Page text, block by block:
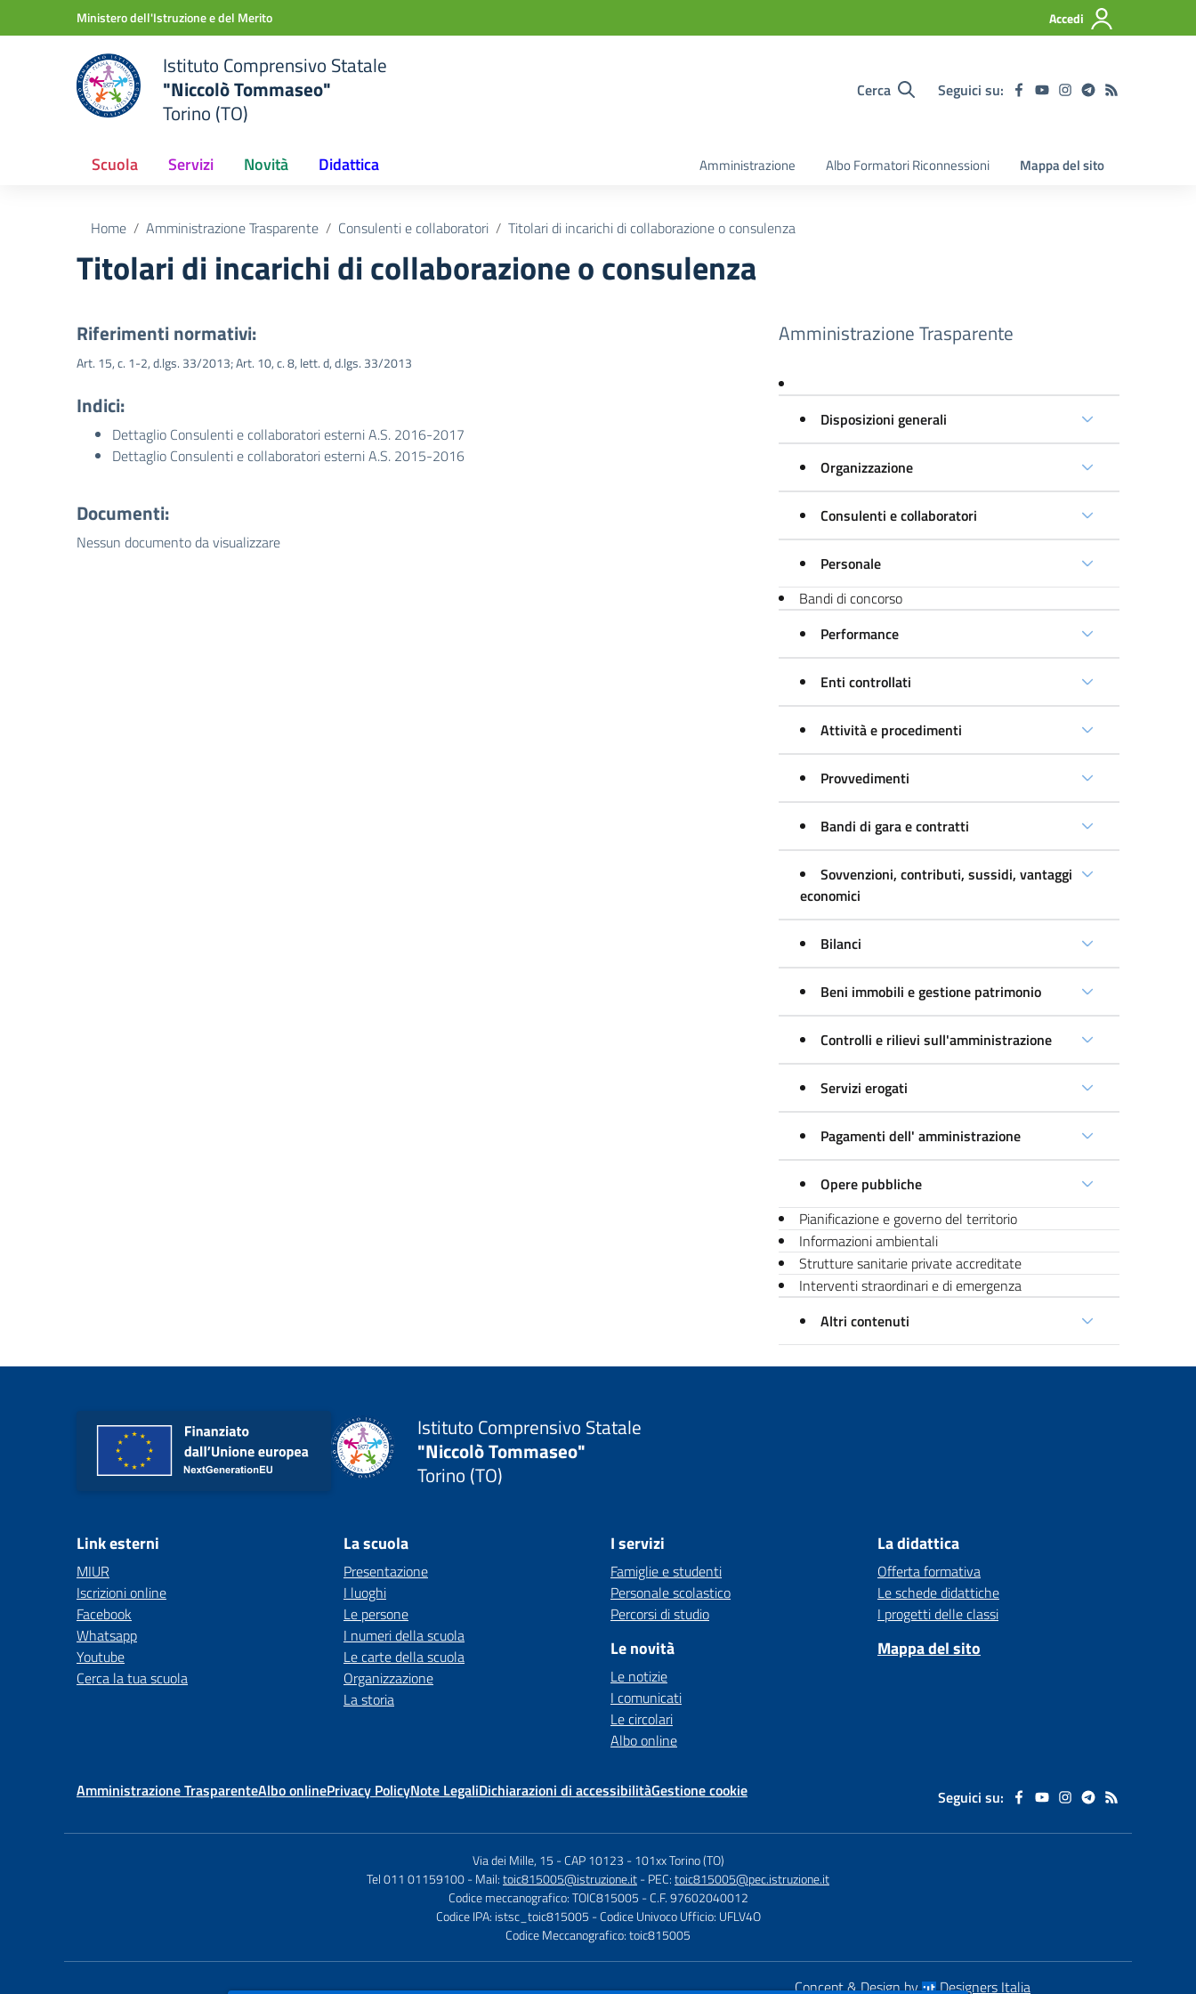
Vai ai contenuti
Vai al menu di navigazioneMinistero dell'Istruzione e del Merito Accedi
Istituto Comprensivo Statale
"Niccolò Tommaseo"
Torino (TO)
Cerca Seguici su:
Scuola Servizi Novità Didattica Amministrazione Albo Formatori Riconnessioni Mappa del sito
Home Amministrazione Trasparente Consulenti e collaboratori Titolari di incarichi di collaborazione o consulenza
Titolari di incarichi di collaborazione o consulenza
Riferimenti normativi:
Art. 15, c. 1-2, d.lgs. 33/2013; Art. 10, c. 8, lett. d, d.lgs. 33/2013
Indici:
Dettaglio Consulenti e collaboratori esterni A.S. 2016-2017
Dettaglio Consulenti e collaboratori esterni A.S. 2015-2016
Documenti:
Nessun documento da visualizzare
Amministrazione Trasparente
Disposizioni generali
Organizzazione
Consulenti e collaboratori
Personale
Bandi di concorso
Performance
Enti controllati
Attività e procedimenti
Provvedimenti
Bandi di gara e contratti
Sovvenzioni, contributi, sussidi, vantaggi
economici
Bilanci
Beni immobili e gestione patrimonio
Controlli e rilievi sull'amministrazione
Servizi erogati
Pagamenti dell' amministrazione
Opere pubbliche
Pianificazione e governo del territorio
Informazioni ambientali
Strutture sanitarie private accreditate
Interventi straordinari e di emergenza
Altri contenuti
Istituto Comprensivo Statale
"Niccolò Tommaseo"
Torino (TO)
Link esterni
MIUR
Iscrizioni online
Facebook
Whatsapp
Youtube
Cerca la tua scuola
La scuola
Presentazione
I luoghi
Le persone
I numeri della scuola
Le carte della scuola
Organizzazione
La storia
I servizi
Famiglie e studenti
Personale scolastico
Percorsi di studio
Le novità
Le notizie
I comunicati
Le circolari
Albo online
La didattica
Offerta formativa
Le schede didattiche
I progetti delle classi
Mappa del sito
Amministrazione TrasparenteAlbo onlinePrivacy PolicyNote LegaliDichiarazioni di accessibilitàGestione cookie Seguici su:
Via dei Mille, 15 - CAP 10123 -101xx Torino (TO)
Tel 011 01159100- Mail:toic815005@istruzione.it- PEC:toic815005@pec.istruzione.it
Codice meccanografico: TOIC815005 - C.F. 97602040012
Codice IPA: istsc_toic815005 - Codice Univoco Ufficio: UFLV4O
Codice Meccanografico: toic815005
Concept & Design by Designers Italia